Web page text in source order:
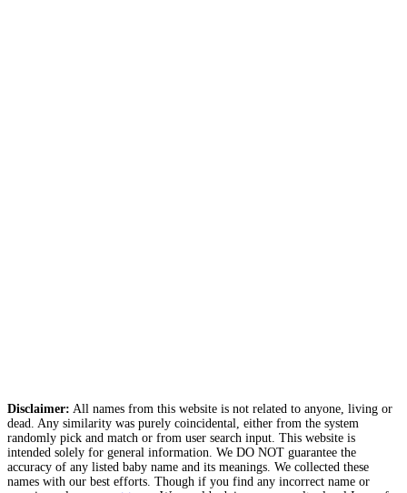
Disclaimer: All names from this website is not related to anyone, living or
dead. Any similarity was purely coincidental, either from the system
randomly pick and match or from user search input. This website is
intended solely for general information. We DO NOT guarantee the
accuracy of any listed baby name and its meanings. We collected these
names with our best efforts. Though if you find any incorrect name or